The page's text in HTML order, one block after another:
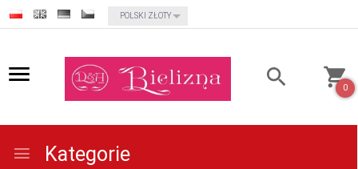
currency_h
POLSKI ZŁOTY
0
Kategorie